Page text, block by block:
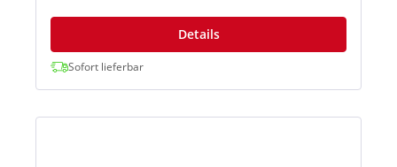
Details
Sofort lieferbar